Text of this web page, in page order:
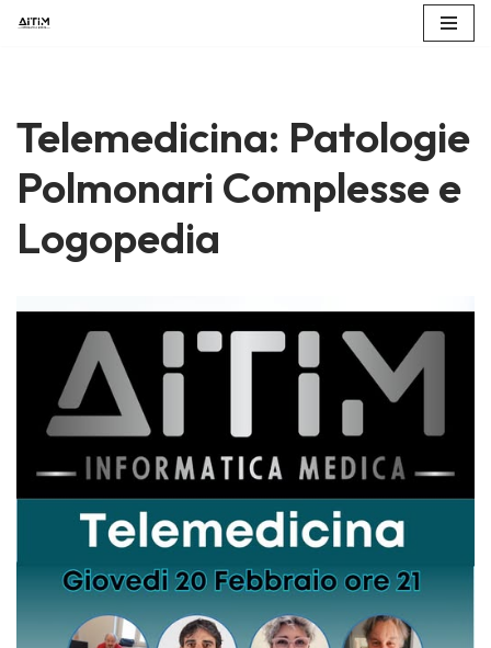
contenuto
Telemedicina: Patologie
Polmonari Complesse e
Logopedia